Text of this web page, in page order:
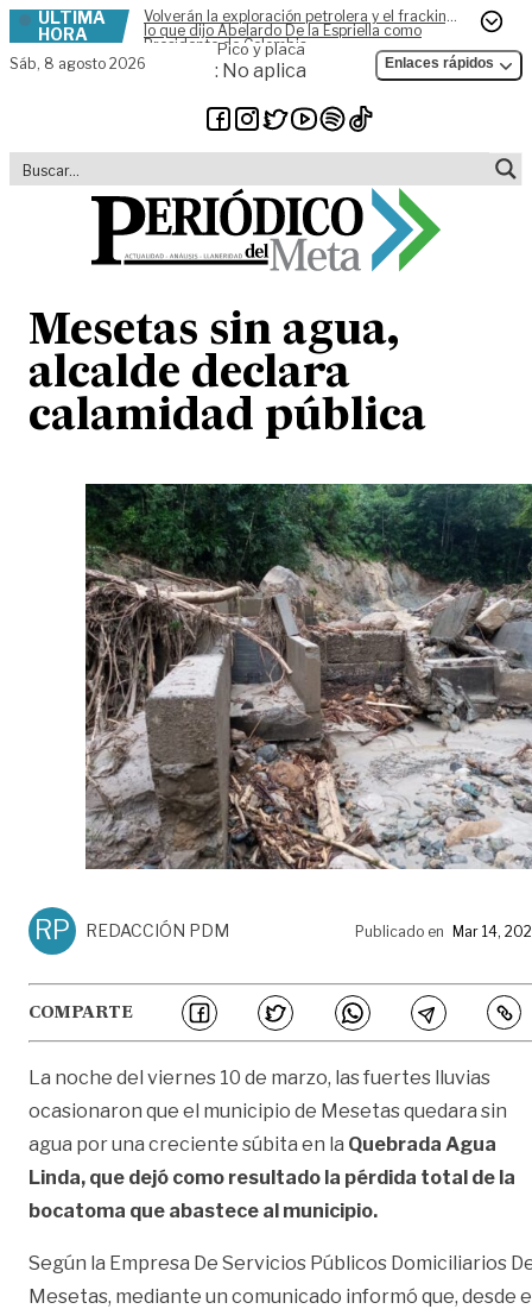
Skip to content
ÚLTIMA
HORA
Volverán la exploración petrolera y el fracking,
lo que dijo Abelardo De la Espriella como
Presidente de Colombia
Sáb, 8 agosto 2026
Pico y placa
: No aplica Enlaces rápidos
Mesetas sin agua,
alcalde declara
calamidad pública
RP REDACCIÓN PDM Publicado en Mar 14,
COMPARTE
La noche del viernes 10 de marzo, las fuertes lluvias
ocasionaron que el municipio de Mesetas quedara sin
agua por una creciente súbita en la Quebrada Agua
Linda, que dejó como resultado la pérdida total de la
bocatoma que abastece al municipio.
Según la Empresa De Servicios Públicos Domiciliarios
Mesetas, mediante un comunicado informó que, desde